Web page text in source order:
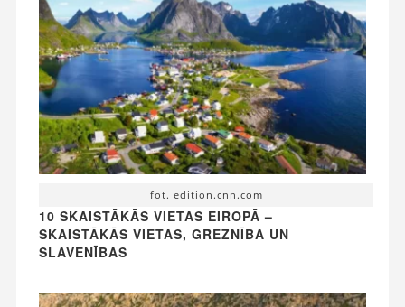
fot. edition.cnn.com
10 SKAISTĀKĀS VIETAS EIROPĀ –
SKAISTĀKĀS VIETAS, GREZNĪBA UN
SLAVENĪBAS